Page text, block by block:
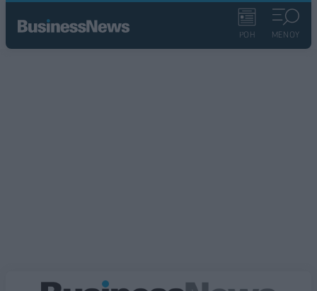
ΡΟΗ ΜΕΝΟΥ